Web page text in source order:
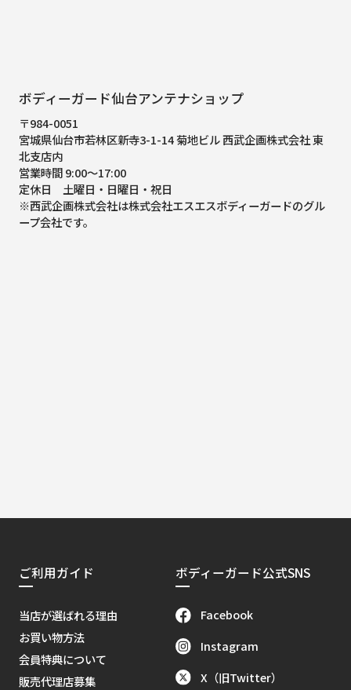
ボディーガード仙台アンテナショップ
〒984-0051
宮城県仙台市若林区新寺3-1-14 菊地ビル 西武企画株式会社 東
北支店内
営業時間 9:00～17:00
定休日 土曜日・日曜日・祝日
※西武企画株式会社は株式会社エスエスボディーガードのグル
ープ会社です。
ご利用ガイド
当店が選ばれる理由
お買い物方法
会員特典について
販売代理店募集
ボディーガード公式SNS
Facebook
Instagram
X（旧Twitter）